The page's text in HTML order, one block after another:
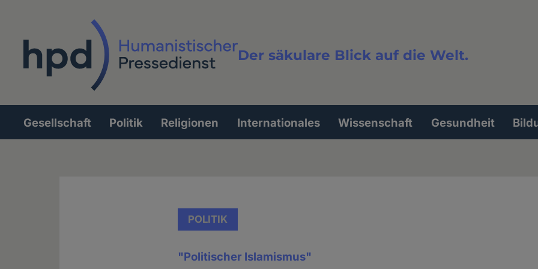
Der säkulare Blick auf die Welt.
Volltextsuche
Hauptnavigation
Gesellschaft Politik Religionen Internationales Wissenschaft Gesundheit
POLITIK
"Politischer Islamismus"